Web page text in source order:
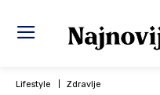
Lifestyle Zdravlje